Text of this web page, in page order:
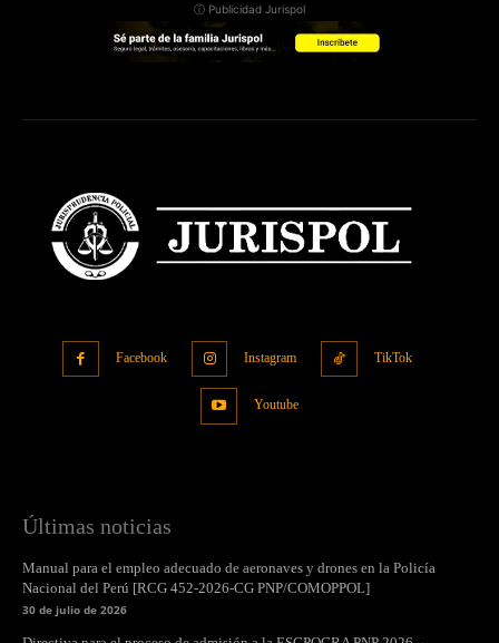
ⓘ Publicidad Jurispol
Facebook Instagram TikTok
Youtube
Últimas noticias
Manual para el empleo adecuado de aeronaves y drones en la Policía
Nacional del Perú [RCG 452-2026-CG PNP/COMOPPOL]
30 de julio de 2026